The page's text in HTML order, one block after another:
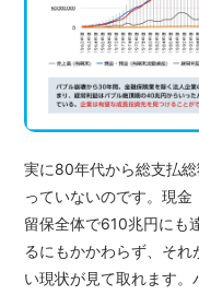
実に80年代から総支払
っていないのです。現
留保全体で610兆円にも
るにもかかわらず、そ
い現状が見て取れます